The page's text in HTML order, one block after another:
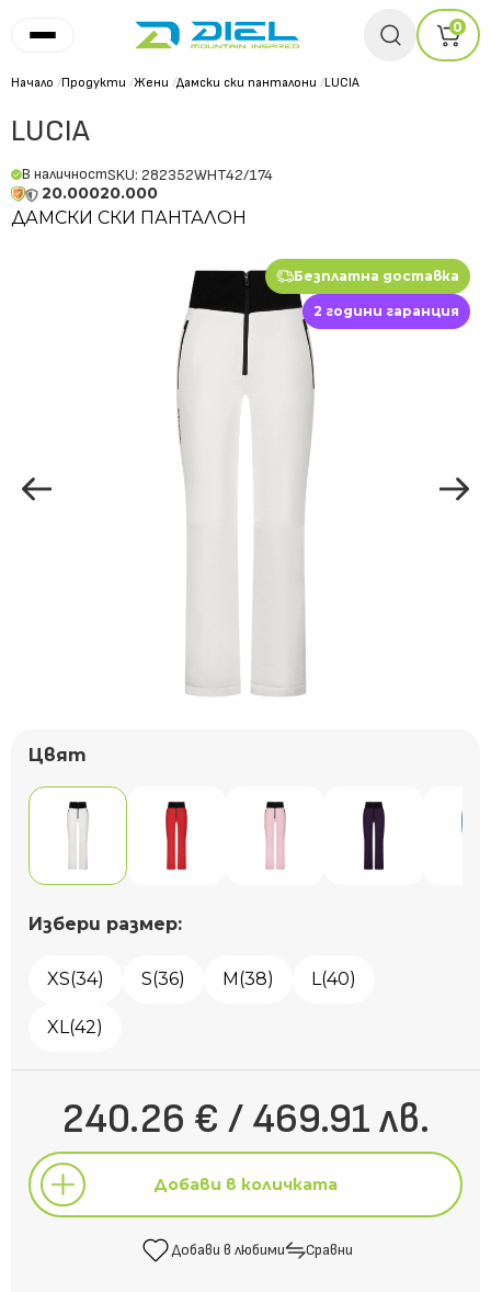
0
Начало /Продукти /Жени /Дамски ски панталони /LUCIA
LUCIA
В наличностSKU: 282352WHT42/174
20.00020.000
ДАМСКИ СКИ ПАНТАЛОН
Безплатна доставка
2 години гаранция
Цвят
Избери размер:
XS(34) S(36) M(38) L(40)
XL(42)
240.26 € / 469.91 лв.
Добави в количката
Добави в любими Сравни